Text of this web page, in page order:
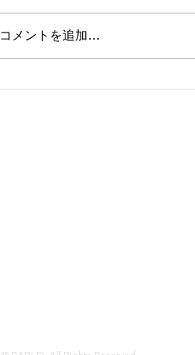
Bar Deauville様の公式HPと
コメントを追加…